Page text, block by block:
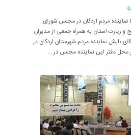
نماینده مردم اردکان در مجلس شورای
و زیارت استان به همراه جمعی از مدیران
آقای تابش نماینده مردم شهرستان اردکان در
دفتر این نماینده مجلس در ...